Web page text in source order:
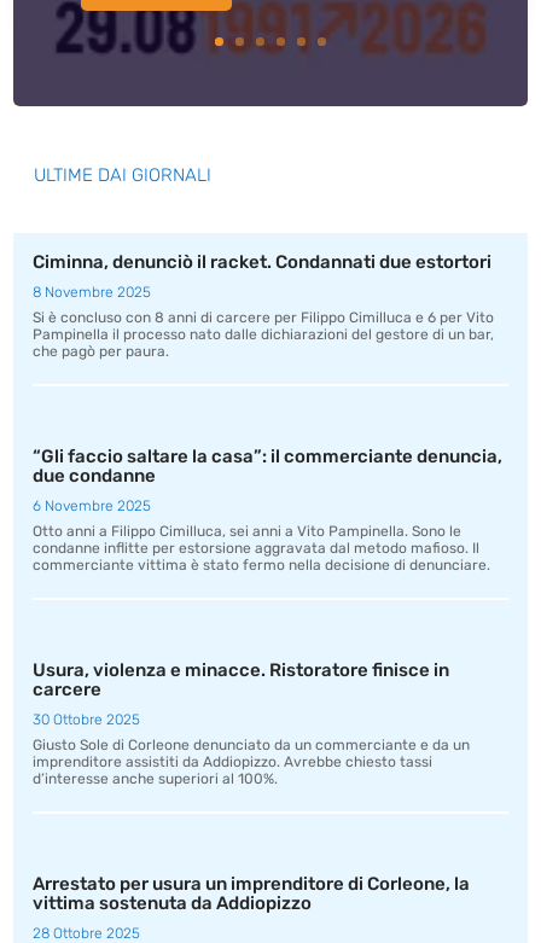
ULTIME DAI GIORNALI
Ciminna, denunciò il racket. Condannati due estortori
8 Novembre 2025
Si è concluso con 8 anni di carcere per Filippo Cimilluca e 6 per Vito
Pampinella il processo nato dalle dichiarazioni del gestore di un bar,
che pagò per paura.
“Gli faccio saltare la casa”: il commerciante denuncia,
due condanne
6 Novembre 2025
Otto anni a Filippo Cimilluca, sei anni a Vito Pampinella. Sono le
condanne inflitte per estorsione aggravata dal metodo mafioso. Il
commerciante vittima è stato fermo nella decisione di denunciare.
Usura, violenza e minacce. Ristoratore finisce in
carcere
30 Ottobre 2025
Giusto Sole di Corleone denunciato da un commerciante e da un
imprenditore assistiti da Addiopizzo. Avrebbe chiesto tassi
d’interesse anche superiori al 100%.
Arrestato per usura un imprenditore di Corleone, la
vittima sostenuta da Addiopizzo
28 Ottobre 2025